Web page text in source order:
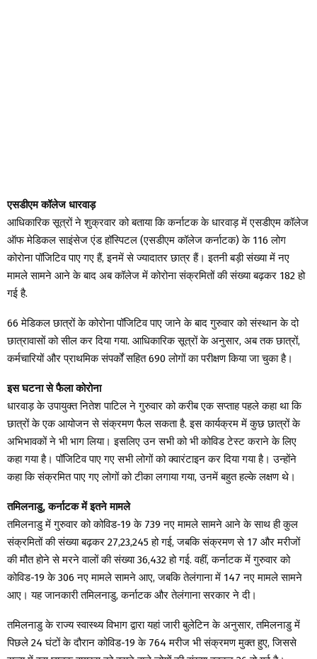
एसडीएम कॉलेज धारवाड़
आधिकारिक सूत्रों ने शुक्रवार को बताया कि कर्नाटक के धारवाड़ में एसडीएम कॉलेज
ऑफ मेडिकल साइंसेज एंड हॉस्पिटल (एसडीएम कॉलेज कर्नाटक) के 116 लोग
कोरोना पॉजिटिव पाए गए हैं, इनमें से ज्यादातर छात्र हैं। इतनी बड़ी संख्या में नए
मामले सामने आने के बाद अब कॉलेज में कोरोना संक्रमितों की संख्या बढ़कर 182 हो
गई है.
66 मेडिकल छात्रों के कोरोना पॉजिटिव पाए जाने के बाद गुरुवार को संस्थान के दो
छात्रावासों को सील कर दिया गया. आधिकारिक सूत्रों के अनुसार, अब तक छात्रों,
कर्मचारियों और प्राथमिक संपर्कों सहित 690 लोगों का परीक्षण किया जा चुका है।
इस घटना से फैला कोरोना
धारवाड़ के उपायुक्त नितेश पाटिल ने गुरुवार को करीब एक सप्ताह पहले कहा था कि
छात्रों के एक आयोजन से संक्रमण फैल सकता है. इस कार्यक्रम में कुछ छात्रों के
अभिभावकों ने भी भाग लिया। इसलिए उन सभी को भी कोविड टेस्ट कराने के लिए
कहा गया है। पॉजिटिव पाए गए सभी लोगों को क्वारंटाइन कर दिया गया है। उन्होंने
कहा कि संक्रमित पाए गए लोगों को टीका लगाया गया, उनमें बहुत हल्के लक्षण थे।
तमिलनाडु, कर्नाटक में इतने मामले
तमिलनाडु में गुरुवार को कोविड-19 के 739 नए मामले सामने आने के साथ ही कुल
संक्रमितों की संख्या बढ़कर 27,23,245 हो गई, जबकि संक्रमण से 17 और मरीजों
की मौत होने से मरने वालों की संख्या 36,432 हो गई. वहीं, कर्नाटक में गुरुवार को
कोविड-19 के 306 नए मामले सामने आए, जबकि तेलंगाना में 147 नए मामले सामने
आए। यह जानकारी तमिलनाडु, कर्नाटक और तेलंगाना सरकार ने दी।
तमिलनाडु के राज्य स्वास्थ्य विभाग द्वारा यहां जारी बुलेटिन के अनुसार, तमिलनाडु में
पिछले 24 घंटों के दौरान कोविड-19 के 764 मरीज भी संक्रमण मुक्त हुए, जिससे